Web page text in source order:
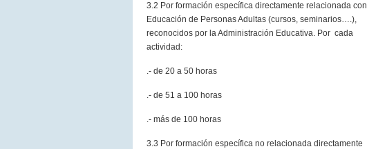
3.2 Por formación específica directamente relacionada con
Educación de Personas Adultas (cursos, seminarios….),
reconocidos por la Administración Educativa. Por cada
actividad:
.- de 20 a 50 horas
.- de 51 a 100 horas
.- más de 100 horas
3.3 Por formación específica no relacionada directamente